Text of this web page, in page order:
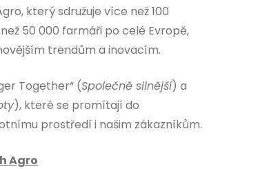
který sdružuje více než 100
50 000 farmáři po celé Evropě,
trendům a inovacím.
Together“ (Společně silnější) a
), které se promítají do
prostředí i našim zákazníkům.
Agro